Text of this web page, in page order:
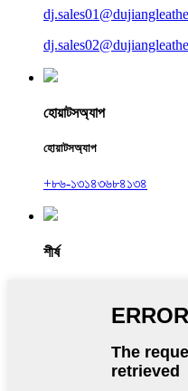
হোয়াটসঅ্যাপ
হোয়াটসঅ্যাপ
+৮৬-১৩১৪৩৬৮৪১৩৪
শীর্ষ